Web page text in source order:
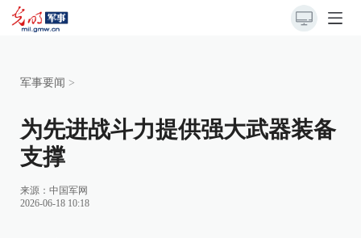
军事要闻 >
为先进战斗力提供强大武器装备
支撑
来源： 中国军网
2026-06-18 10:18